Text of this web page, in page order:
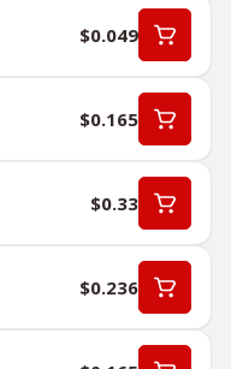
$0.049
$0.165
$0.33
$0.236